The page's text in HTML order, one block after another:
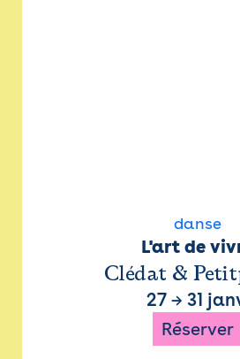
danse
L'art de
Clédat &
27 → 31
Réserver